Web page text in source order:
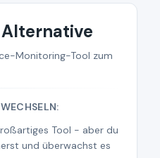
Monitoring-Tool zum
Tool - aber du
und überwachst es